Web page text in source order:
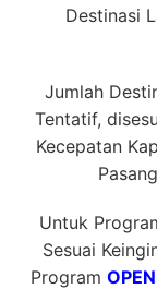
Destinasi
Jumlah
Tentatif,
Kecepatan
Untuk
Sesuai
Program